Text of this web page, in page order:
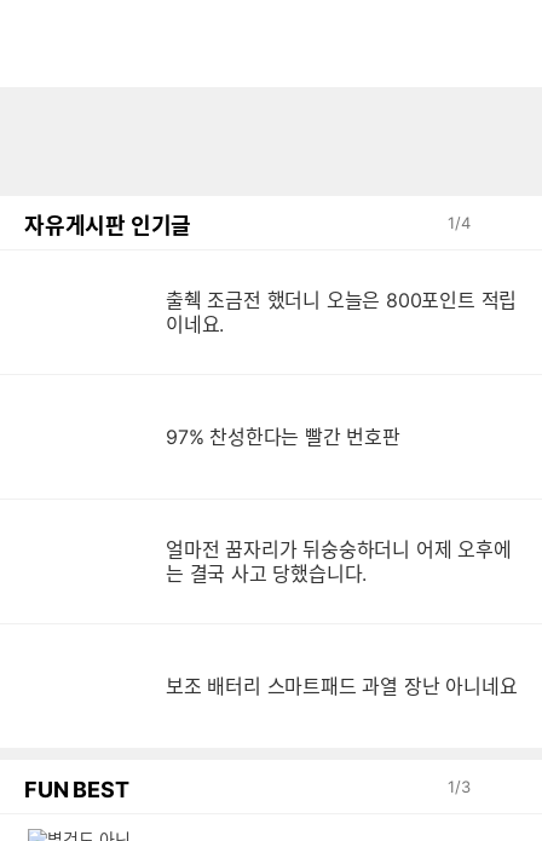
자유게시판 인기글 1/4
출췍 조금전 했더니 오늘은 800포인트 적립
이네요.
97% 찬성한다는 빨간 번호판
얼마전 꿈자리가 뒤숭숭하더니 어제 오후에
는 결국 사고 당했습니다.
보조 배터리 스마트패드 과열 장난 아니네요
FUN BEST 1/3